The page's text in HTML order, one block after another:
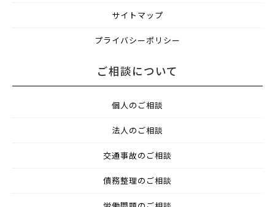
サイトマップ
プライバシーポリシー
ご相談について
個人のご相談
法人のご相談
交通事故のご相談
債務整理のご相談